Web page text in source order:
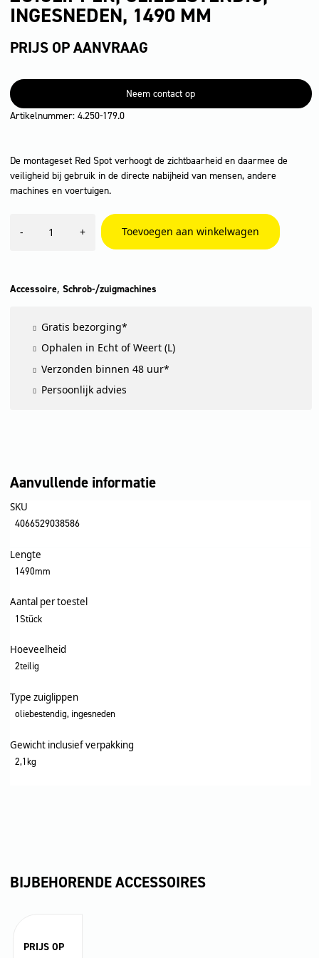
INGESNEDEN, 1490 MM
PRIJS OP AANVRAAG
Neem contact op
Artikelnummer: 4.250-179.0
De montageset Red Spot verhoogt de zichtbaarheid en daarmee de
veiligheid bij gebruik in de directe nabijheid van mensen, andere
machines en voertuigen.
-
oliebestendig,
aantal
+ Toevoegen aan winkelwagen
Accessoire, Schrob-/zuigmachines
Gratis bezorging*
Ophalen in Echt of Weert (L)
Verzonden binnen 48 uur*
Persoonlijk advies
Aanvullende informatie
SKU
4066529038586
Lengte
1490mm
Aantal per toestel
1Stück
Hoeveelheid
2teilig
Type zuiglippen
oliebestendig, ingesneden
Gewicht inclusief verpakking
2,1kg
BIJBEHORENDE ACCESSOIRES
PRIJS OP